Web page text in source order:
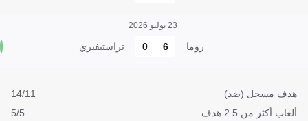
23 يوليو 2026
روما 6
0 تراستيفيري
هدف مسجل (ضد)
14/11
ألعاب أكثر من 2.5 هدف
5/5